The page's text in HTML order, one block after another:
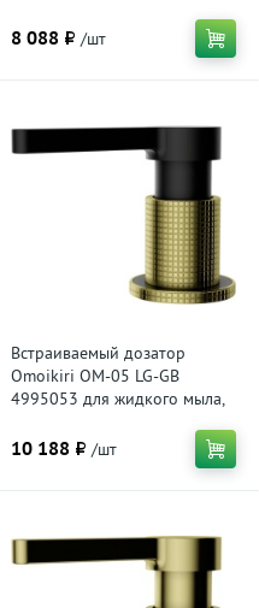
8 088 ₽ /шт
Встраиваемый дозатор
Omoikiri OM-05 LG-GB
4995053 для жидкого мыла,
10 188 ₽ /шт